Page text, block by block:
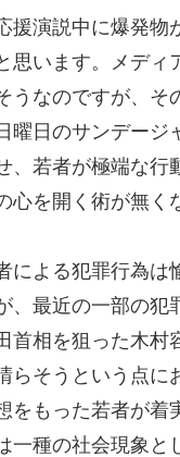
援演説中に爆発物
思います。メディ
うなのですが、そ
曜日のサンデージ
、若者が極端な行
心を開く術が無く
による犯罪行為は
、最近の一部の犯
首相を狙った木村
らそうという点に
をもった若者が着
一種の社会現象と